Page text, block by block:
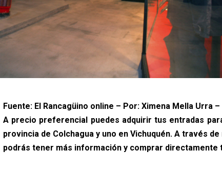
Fuente: El Rancagüino online – Por: Ximena Mella Urra –
A precio preferencial puedes adquirir tus entradas
provincia de Colchagua y uno en Vichuquén. A través
podrás tener más información y comprar directamente